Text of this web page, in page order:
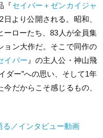
『セイバー＋ゼンカイジャ
日より公開される。昭和、
ーローたち、83人が全員集
ョン大作だ。そこで同作の
イバー 』の主人公・神山飛
ダー”への思い、そして1年
だからこそ感じるもの、
る／インタビュー動画